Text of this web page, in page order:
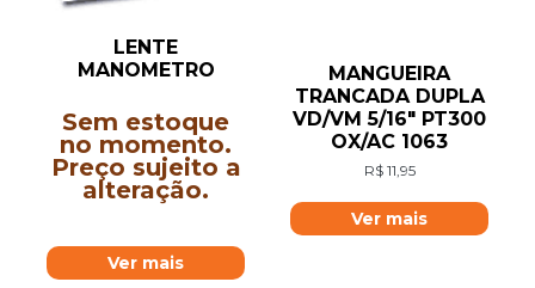
LENTE
MANOMETRO
Sem estoque
no momento.
Preço sujeito a
alteração.
Ver mais
MANGUEIRA
TRANCADA DUPLA
VD/VM 5/16″ PT300
OX/AC 1063
R$11,95
Ver mais